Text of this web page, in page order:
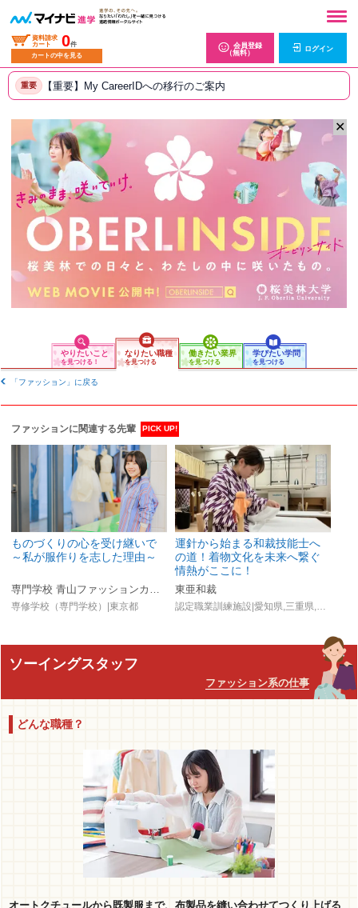
資料請求
カート
0件
カートの中を見る
会員登録
（無料）
ログイン
重要 【重要】My CareerIDへの移行のご案内
✕
やりたいこと
を見つける！
なりたい職種
を見つける
働きたい業界
を見つける
学びたい学問
を見つける
「ファッション」に戻る
ファッションに関連する先輩 PICK UP!
ものづくりの心を受け継いで
～私が服作りを志した理由～
専修学校（専門学校）|東京都
運針から始まる和裁技能士へ
の道！着物文化を未来へ繋ぐ
情熱がここに！
東亜和裁
認定職業訓練施設|愛知県,三重県,静岡県,石川県,新潟県,宮城県
ソーイングスタッフ
ファッション系の仕事
どんな職種？
オートクチュールから既製服まで、布製品を縫い合わせてつくり上げる